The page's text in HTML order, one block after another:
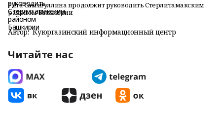
Рита Самигуллина продолжит руководить Стерлитамакским
районом Башкирии
Автор: Куюргазинский информационный центр
Читайте нас